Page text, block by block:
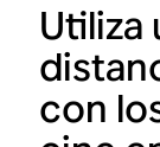
Utiliza
con